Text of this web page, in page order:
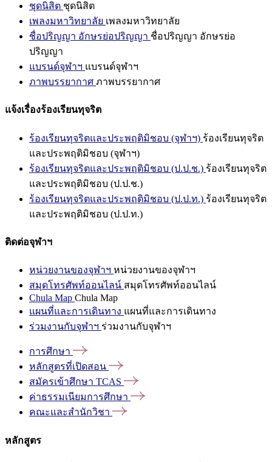
ชุดนิสิต ชุดนิสิต
เพลงมหาวิทยาลัย เพลงมหาวิทยาลัย
ชื่อปริญญา อักษรย่อปริญญา ชื่อปริญญา อักษรย่อ
ปริญญา
แบรนด์จุฬาฯ แบรนด์จุฬาฯ
ภาพบรรยากาศ ภาพบรรยากาศ
แจ้งเรื่องร้องเรียนทุจริต
ร้องเรียนทุจริตและประพฤติมิชอบ (จุฬาฯ) ร้องเรียนทุจริต
และประพฤติมิชอบ (จุฬาฯ)
ร้องเรียนทุจริตและประพฤติมิชอบ (ป.ป.ช.) ร้องเรียนทุจริต
และประพฤติมิชอบ (ป.ป.ช.)
ร้องเรียนทุจริตและประพฤติมิชอบ (ป.ป.ท.) ร้องเรียนทุจริต
และประพฤติมิชอบ (ป.ป.ท.)
ติดต่อจุฬาฯ
หน่วยงานของจุฬาฯ หน่วยงานของจุฬาฯ
สมุดโทรศัพท์ออนไลน์ สมุดโทรศัพท์ออนไลน์
Chula Map Chula Map
แผนที่และการเดินทาง แผนที่และการเดินทาง
ร่วมงานกับจุฬาฯ ร่วมงานกับจุฬาฯ
การศึกษา
หลักสูตรที่เปิดสอน
สมัครเข้าศึกษา TCAS
ค่าธรรมเนียมการศึกษา
คณะและสำนักวิชา
หลักสูตร